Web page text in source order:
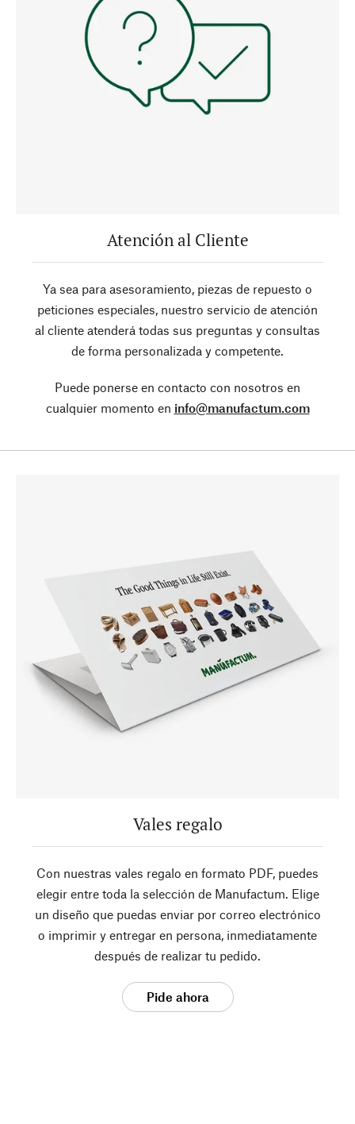
Atención al Cliente
Ya sea para asesoramiento, piezas de repuesto o
peticiones especiales, nuestro servicio de atención
al cliente atenderá todas sus preguntas y consultas
de forma personalizada y competente.
Puede ponerse en contacto con nosotros en
cualquier momento en info@manufactum.com
Vales regalo
Con nuestras vales regalo en formato PDF, puedes
elegir entre toda la selección de Manufactum. Elige
un diseño que puedas enviar por correo electrónico
o imprimir y entregar en persona, inmediatamente
después de realizar tu pedido.
Pide ahora